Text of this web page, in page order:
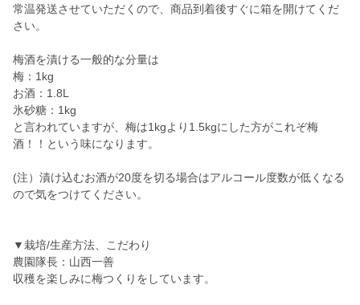
常温発送させていただくので、商品到着後すぐに箱を開けてくだ
さい。
梅酒を漬ける一般的な分量は
梅：1kg
お酒：1.8L
氷砂糖：1kg
と言われていますが、梅は1kgより1.5kgにした方がこれぞ梅
酒！！という味になります。
(注）漬け込むお酒が20度を切る場合はアルコール度数が低くなる
ので気をつけてください。
▼栽培/生産方法、こだわり
農園隊長：山西一善
収穫を楽しみに梅つくりをしています。